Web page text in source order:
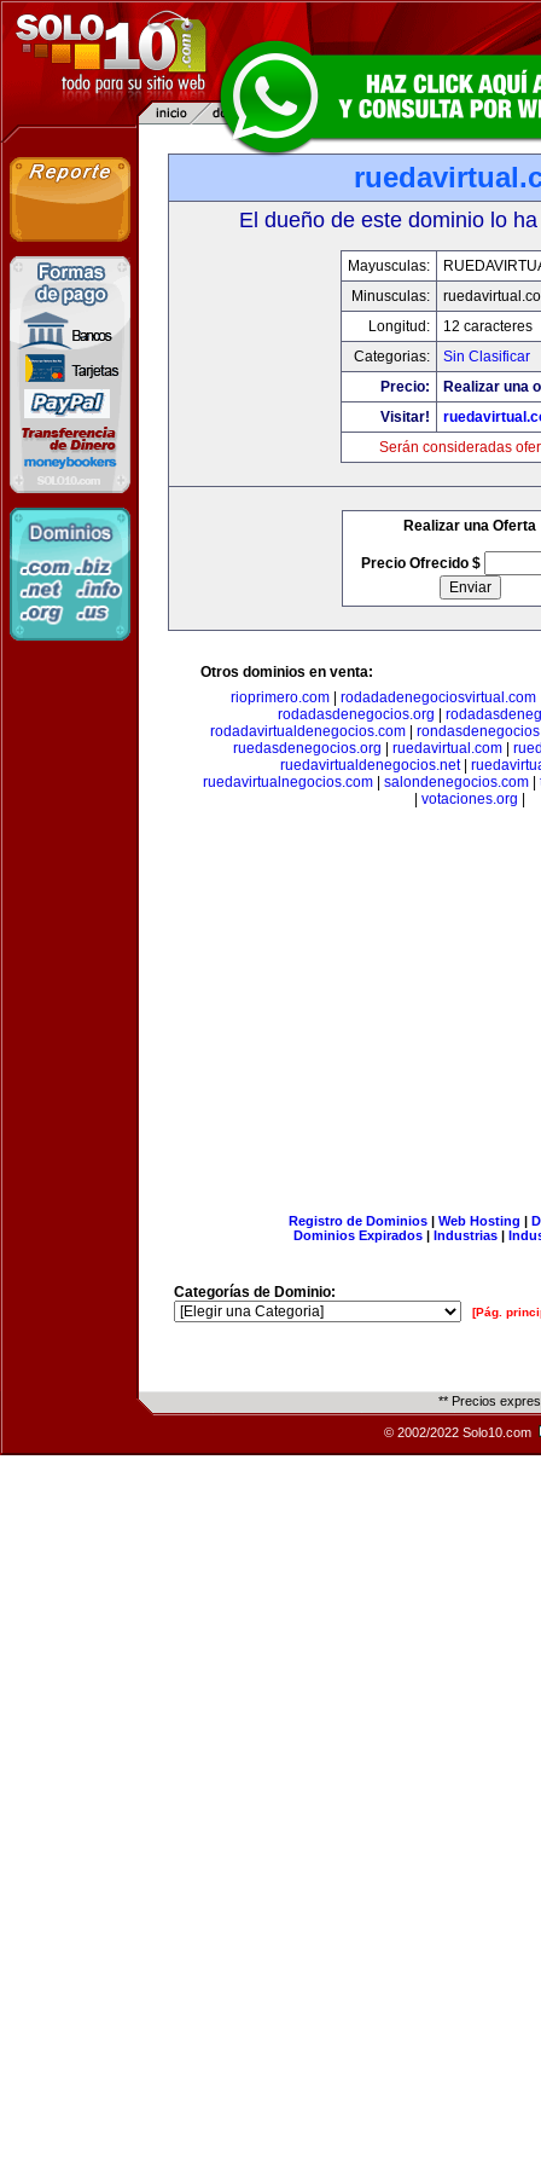
El dueño de este dominio lo
Mayusculas:
Minusculas:
Longitud:
12 caracteres
Categorias:
Sin Clasificar
Precio:
Realizar una
Visitar!
Serán consideradas
Realizar una Oferta
Precio Ofrecido $
Otros dominios en venta:
rioprimero.com| rodadadenegociosvirtual.com
rodadasdenegocios.org
rodadavirtualdenegocios.com|
ruedasdenegocios.org
ruedavirtual.com|
ruedavirtualdenegocios.net|
ruedavirtualnegocios.com| salondenegocios.com|
votaciones.org
Registro de Dominios| Web Hosting |
Dominios Expirados | Industrias |
Categorías de Dominio:
[Pág.
** Precios
© 2002/2022 Solo10.com